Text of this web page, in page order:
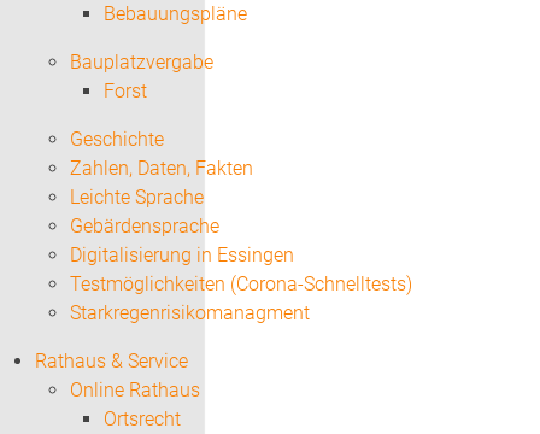
Bebauungspläne
Bauplatzvergabe
Forst
Geschichte
Zahlen, Daten, Fakten
Leichte Sprache
Gebärdensprache
Digitalisierung in Essingen
Testmöglichkeiten (Corona-Schnelltests)
Starkregenrisikomanagment
Rathaus & Service
Online Rathaus
Ortsrecht